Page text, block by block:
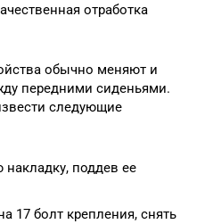
отработка
обычно меняют и
передними сиденьями.
следующие
накладку, поддев ее
17 болт крепления, снять